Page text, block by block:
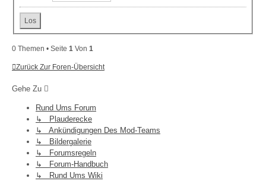
0 Themen • Seite 1 Von 1
Zurück Zur Foren-Übersicht
Gehe Zu
Rund Ums Forum
↳ Plauderecke
↳ Ankündigungen Des Mod-Teams
↳ Bildergalerie
↳ Forumsregeln
↳ Forum-Handbuch
↳ Rund Ums Wiki